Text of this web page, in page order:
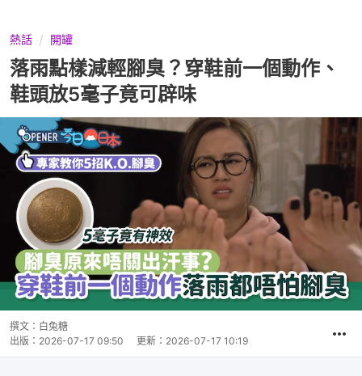
熱話 開罐
落雨點樣減輕腳臭？穿鞋前一個動作、
鞋頭放5毫子竟可辟味
撰文： 白兔糖
出版： 2026-07-17 09:50 更新： 2026-07-17 10:19